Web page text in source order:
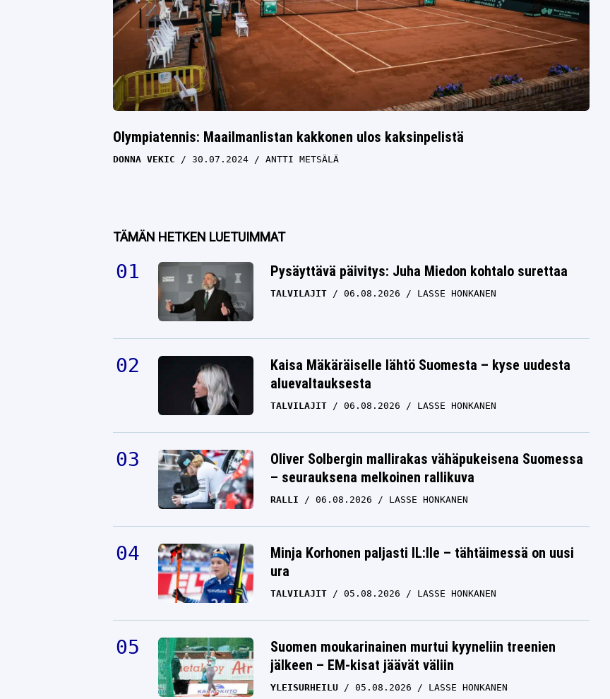
Olympiatennis: Maailmanlistan kakkonen ulos kaksinpelistä
DONNA VEKIC 30.07.2024 ANTTI METSÄLÄ
TÄMÄN HETKEN LUETUIMMAT
Pysäyttävä päivitys: Juha Miedon kohtalo surettaa
TALVILAJIT 06.08.2026 LASSE HONKANEN
Kaisa Mäkäräiselle lähtö Suomesta – kyse uudesta
aluevaltauksesta
TALVILAJIT 06.08.2026 LASSE HONKANEN
Oliver Solbergin mallirakas vähäpukeisena Suomessa
– seurauksena melkoinen rallikuva
RALLI 06.08.2026 LASSE HONKANEN
Minja Korhonen paljasti IL:lle – tähtäimessä on uusi
ura
TALVILAJIT 05.08.2026 LASSE HONKANEN
Suomen moukarinainen murtui kyyneliin treenien
jälkeen – EM-kisat jäävät väliin
YLEISURHEILU 05.08.2026 LASSE HONKANEN